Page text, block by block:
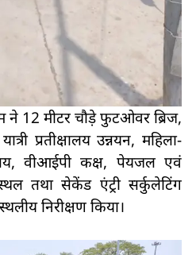
ने 12 मीटर चौड़े फुटओवर ब्रिज,
प्रतीक्षालय उन्नयन, महिला-
वीआईपी कक्ष, पेयजल एवं
तथा सेकेंड एंट्री सर्कुलेटिंग
निरीक्षण किया।